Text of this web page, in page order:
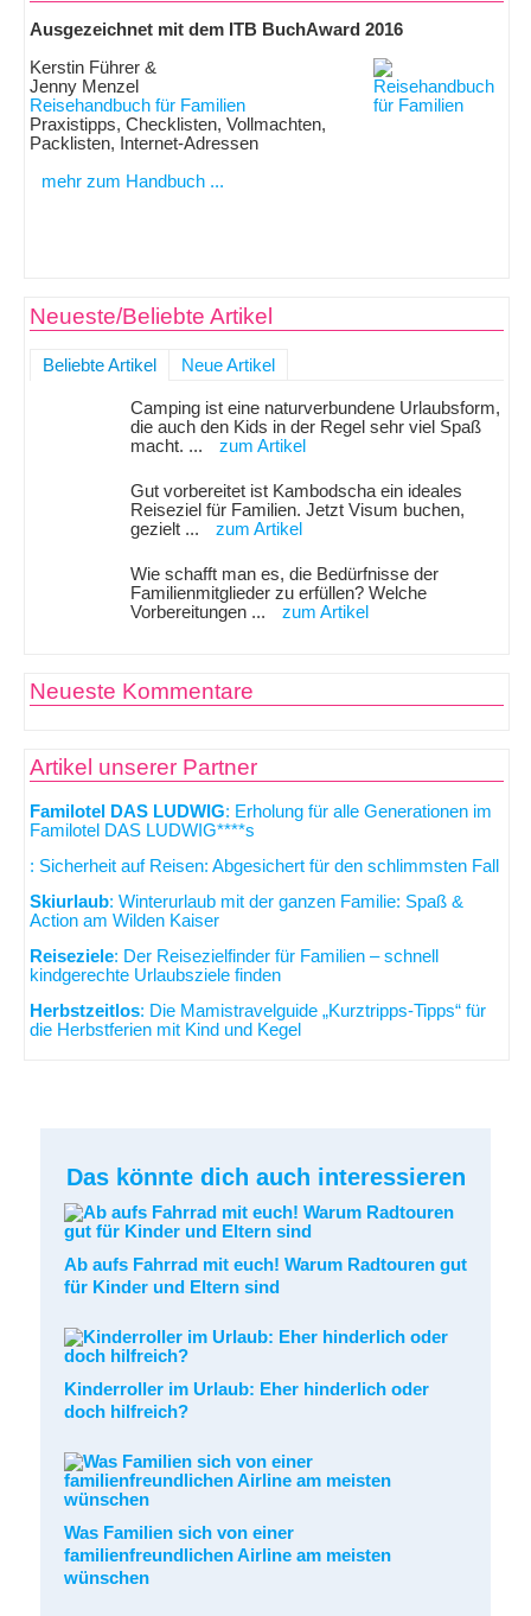
Ausgezeichnet mit dem ITB BuchAward 2016
Kerstin Führer &
Jenny Menzel
Reisehandbuch für Familien
Praxistipps, Checklisten, Vollmachten,
Packlisten, Internet-Adressen
mehr zum Handbuch ...
Neueste/Beliebte Artikel
Beliebte Artikel Neue Artikel
Camping ist eine naturverbundene Urlaubsform,
die auch den Kids in der Regel sehr viel Spaß
macht. ...
zum Artikel
Gut vorbereitet ist Kambodscha ein ideales
Reiseziel für Familien. Jetzt Visum buchen,
gezielt ...
zum Artikel
Wie schafft man es, die Bedürfnisse der
Familienmitglieder zu erfüllen? Welche
Vorbereitungen ...
zum Artikel
Neueste Kommentare
Artikel unserer Partner
Familotel DAS LUDWIG: Erholung für alle Generationen im
Familotel DAS LUDWIG****s
: Sicherheit auf Reisen: Abgesichert für den schlimmsten Fall
Skiurlaub: Winterurlaub mit der ganzen Familie: Spaß &
Action am Wilden Kaiser
Reiseziele: Der Reisezielfinder für Familien – schnell
kindgerechte Urlaubsziele finden
Herbstzeitlos: Die Mamistravelguide „Kurztripps-Tipps“ für
die Herbstferien mit Kind und Kegel
Das könnte dich auch interessieren
Ab aufs Fahrrad mit euch! Warum Radtouren gut
für Kinder und Eltern sind
Kinderroller im Urlaub: Eher hinderlich oder
doch hilfreich?
Was Familien sich von einer
familienfreundlichen Airline am meisten
wünschen